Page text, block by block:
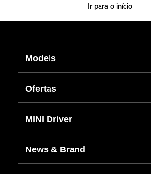
Ir para o início
Models
Ofertas
MINI Driver
News & Brand